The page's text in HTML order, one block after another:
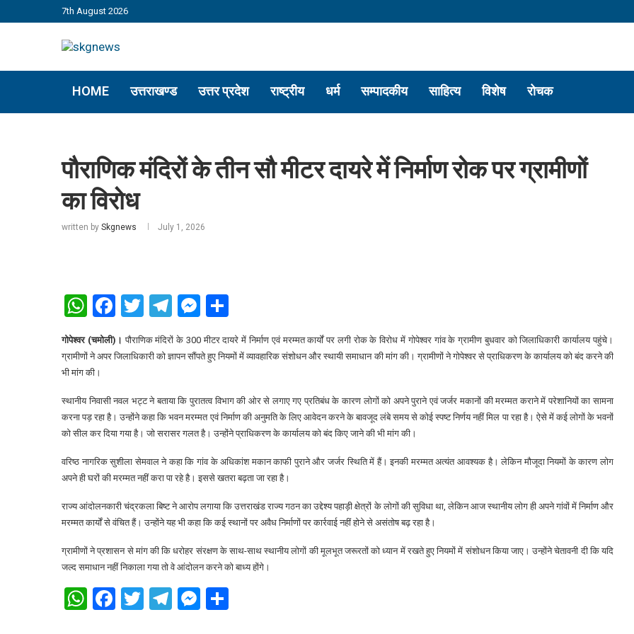
7th August 2026
HOME उत्तराखण्ड उत्तर प्रदेश राष्ट्रीय धर्म सम्पादकीय साहित्य विशेष रोचक
पौराणिक मंदिरों के तीन सौ मीटर दायरे में निर्माण रोक पर ग्रामीणों
का विरोध
written by Skgnews July 1, 2026
WhatsApp
Facebook
Twitter
Telegram
Messenger
गोपेश्वर (चमोली)। पौराणिक मंदिरों के 300 मीटर दायरे में निर्माण एवं मरम्मत कार्यों पर लगी रोक के विरोध में गोपेश्वर गांव के ग्रामीण बुधवार को जिलाधिकारी कार्यालय पहुंचे।
ग्रामीणों ने अपर जिलाधिकारी को ज्ञापन सौंपते हुए नियमों में व्यावहारिक संशोधन और स्थायी समाधान की मांग की। ग्रामीणों ने गोपेश्वर से प्राधिकरण के कार्यालय को बंद करने की
भी मांग की।
स्थानीय निवासी नवल भट्ट ने बताया कि पुरातत्व विभाग की ओर से लगाए गए प्रतिबंध के कारण लोगों को अपने पुराने एवं जर्जर मकानों की मरम्मत कराने में परेशानियों का सामना
करना पड़ रहा है। उन्होंने कहा कि भवन मरम्मत एवं निर्माण की अनुमति के लिए आवेदन करने के बावजूद लंबे समय से कोई स्पष्ट निर्णय नहीं मिल पा रहा है। ऐसे में कई लोगों के भवनों
को सील कर दिया गया है। जो सरासर गलत है। उन्होंने प्राधिकरण के कार्यालय को बंद किए जाने की भी मांग की।
वरिष्ठ नागरिक सुशीला सेमवाल ने कहा कि गांव के अधिकांश मकान काफी पुराने और जर्जर स्थिति में हैं। इनकी मरम्मत अत्यंत आवश्यक है। लेकिन मौजूदा नियमों के कारण लोग
अपने ही घरों की मरम्मत नहीं करा पा रहे है। इससे खतरा बढ़ता जा रहा है।
राज्य आंदोलनकारी चंद्रकला बिष्ट ने आरोप लगाया कि उत्तराखंड राज्य गठन का उद्देश्य पहाड़ी क्षेत्रों के लोगों की सुविधा था, लेकिन आज स्थानीय लोग ही अपने गांवों में निर्माण और
मरम्मत कार्यों से वंचित हैं। उन्होंने यह भी कहा कि कई स्थानों पर अवैध निर्माणों पर कार्रवाई नहीं होने से असंतोष बढ़ रहा है।
ग्रामीणों ने प्रशासन से मांग की कि धरोहर संरक्षण के साथ-साथ स्थानीय लोगों की मूलभूत जरूरतों को ध्यान में रखते हुए नियमों में संशोधन किया जाए। उन्होंने चेतावनी दी कि यदि
जल्द समाधान नहीं निकाला गया तो वे आंदोलन करने को बाध्य होंगे।
WhatsApp
Facebook
Twitter
Telegram
Messenger